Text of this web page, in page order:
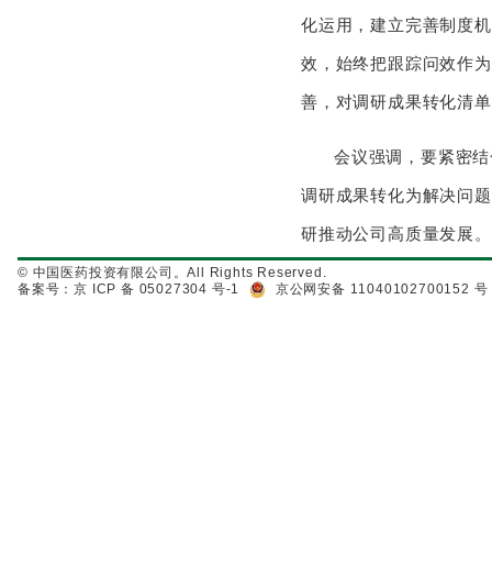
化运用，建立完善制度
效，始终把跟踪问效作
善，对调研成果转化清
会议强调，要紧密
调研成果转化为解决问
研推动公司高质量发展。
© 中国医药投资有限公司。All Rights Reserved.
备案号：京 ICP 备 05027304 号-1
京公网安备 11040102700152 号